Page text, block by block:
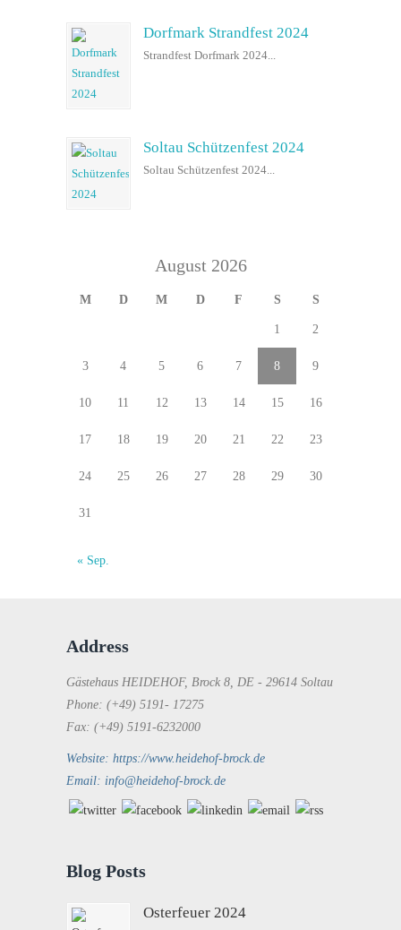
Dorfmark Strandfest 2024
Strandfest Dorfmark 2024...
Soltau Schützenfest 2024
Soltau Schützenfest 2024...
August 2026
M D M D F S S
1 2
3 4 5 6 7 8 9
10 11 12 13 14 15 16
17 18 19 20 21 22 23
24 25 26 27 28 29 30
31
« Sep.
Address
Gästehaus HEIDEHOF, Brock 8, DE - 29614 Soltau
Phone: (+49) 5191- 17275
Fax: (+49) 5191-6232000
Website: https://www.heidehof-brock.de
Email: info@heidehof-brock.de
Blog Posts
Osterfeuer 2024